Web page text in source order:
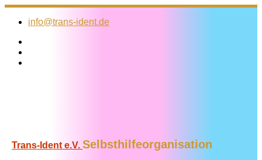
Zum
Inhalt
info@trans-ident.de
Trans-Ident e.V. Selbsthilfeorganisation